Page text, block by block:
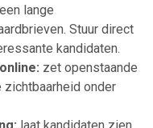
lange
Stuur direct
kandidaten.
zet openstaande
onder